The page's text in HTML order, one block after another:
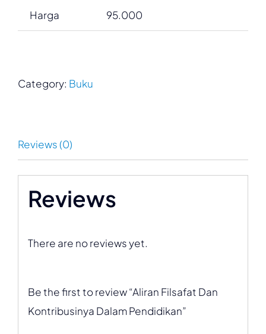
Harga 95.000
Category: Buku
Reviews (0)
Reviews
There are no reviews yet.
Be the first to review “Aliran Filsafat Dan
Kontribusinya Dalam Pendidikan”